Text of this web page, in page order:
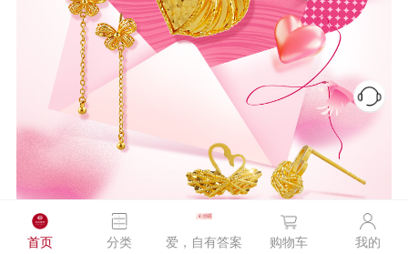
首页 分类 爱，自有答案 购物车 我的